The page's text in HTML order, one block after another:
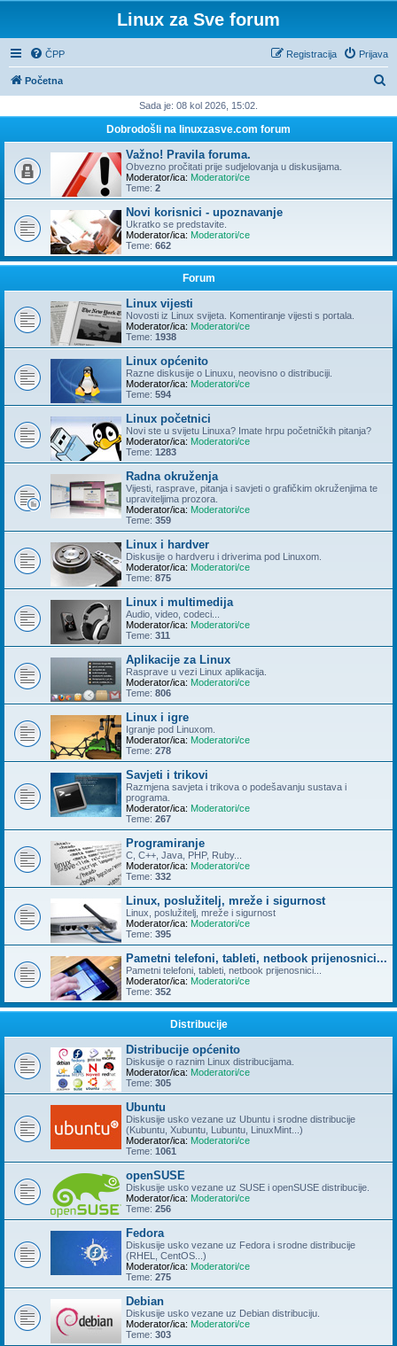
Linux za Sve forum
ČPP Prijava
Registracija
Početna
t
Sada je: 08 kol 2026, 15:02.
Dobrodošli na linuxzasve.com forum
Važno! Pravila foruma.
Obvezno pročitati prije sudjelovanja u diskusijama.
Moderator/ica: Moderatori/ce
Teme: 2
Novi korisnici - upoznavanje
Ukratko se predstavite.
Moderator/ica: Moderatori/ce
Teme: 662
Forum
Linux vijesti
Novosti iz Linux svijeta. Komentiranje vijesti s portala.
Moderator/ica: Moderatori/ce
Teme: 1938
Linux općenito
Razne diskusije o Linuxu, neovisno o distribuciji.
Moderator/ica: Moderatori/ce
Teme: 594
Linux početnici
Novi ste u svijetu Linuxa? Imate hrpu početničkih pitanja?
Moderator/ica: Moderatori/ce
Teme: 1283
Radna okruženja
Vijesti, rasprave, pitanja i savjeti o grafičkim okruženjima te
upraviteljima prozora.
Moderator/ica: Moderatori/ce
Teme: 359
Linux i hardver
Diskusije o hardveru i driverima pod Linuxom.
Moderator/ica: Moderatori/ce
Teme: 875
Linux i multimedija
Audio, video, codeci...
Moderator/ica: Moderatori/ce
Teme: 311
Aplikacije za Linux
Rasprave u vezi Linux aplikacija.
Moderator/ica: Moderatori/ce
Teme: 806
Linux i igre
Igranje pod Linuxom.
Moderator/ica: Moderatori/ce
Teme: 278
Savjeti i trikovi
Razmjena savjeta i trikova o podešavanju sustava i
programa.
Moderator/ica: Moderatori/ce
Teme: 267
Programiranje
C, C++, Java, PHP, Ruby...
Moderator/ica: Moderatori/ce
Teme: 332
Linux, poslužitelj, mreže i sigurnost
Linux, poslužitelj, mreže i sigurnost
Moderator/ica: Moderatori/ce
Teme: 395
Pametni telefoni, tableti, netbook prijenosnici...
Pametni telefoni, tableti, netbook prijenosnici...
Moderator/ica: Moderatori/ce
Teme: 352
Distribucije
Distribucije općenito
Diskusije o raznim Linux distribucijama.
Moderator/ica: Moderatori/ce
Teme: 305
Ubuntu
Diskusije usko vezane uz Ubuntu i srodne distribucije
(Kubuntu, Xubuntu, Lubuntu, LinuxMint...)
Moderator/ica: Moderatori/ce
Teme: 1061
openSUSE
Diskusije usko vezane uz SUSE i openSUSE distribucije.
Moderator/ica: Moderatori/ce
Teme: 256
Fedora
Diskusije usko vezane uz Fedora i srodne distribucije
(RHEL, CentOS...)
Moderator/ica: Moderatori/ce
Teme: 275
Debian
Diskusije usko vezane uz Debian distribuciju.
Moderator/ica: Moderatori/ce
Teme: 303